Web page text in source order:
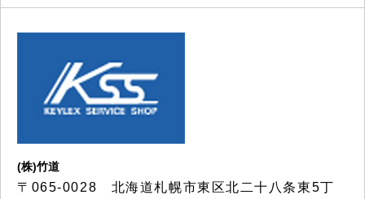
(株)竹道
〒065-0028 北海道札幌市東区北二十八条東5丁